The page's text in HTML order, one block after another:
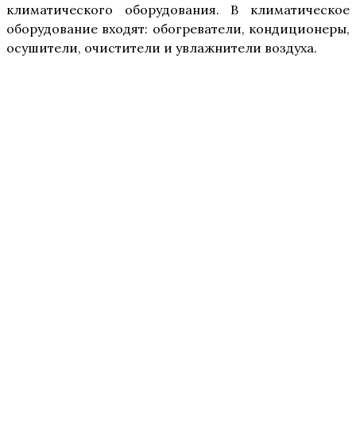
кли­ма­ти­че­ско­го обо­ру­до­ва­ния. В кли­ма­ти­че­ское
обо­ру­до­ва­ние вхо­дят: обо­гре­ва­те­ли, кон­ди­ци­о­не­ры,
осу­ши­те­ли, очи­сти­те­ли и увлаж­ни­те­ли воздуха.